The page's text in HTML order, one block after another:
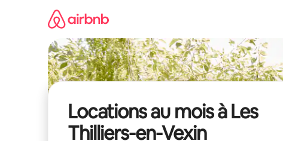
Locations au mois à Les
Thilliers-en-Vexin